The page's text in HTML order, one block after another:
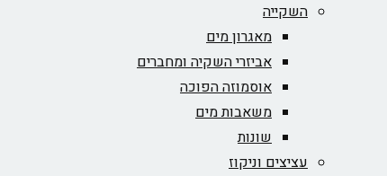
השקייה
מאגרון מים
אביזרי השקיה ומחברים
אוסמוזה הפוכה
משאבות מים
שונות
עציצים וניקוז